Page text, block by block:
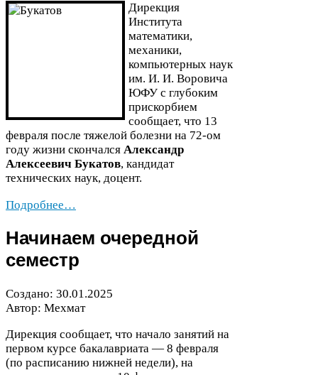
Дирекция
Института
математики,
механики,
компьютерных наук
им. И. И. Воровича
ЮФУ с глубоким
прискорбием
сообщает, что 13
февраля после тяжелой болезни на 72-​ом
году жизни скончался Александр
Алексеевич Букатов, кандидат
технических наук, доцент.
Подробнее…
Начинаем очередной
семестр
Создано: 30.01 .2025
Автор: Мехмат
Дирекция сообщает, что начало занятий на
первом курсе бакалавриата — 8 февраля
(по расписанию нижней недели), на